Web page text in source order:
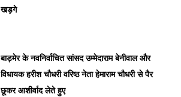
खड़गे
बाड़मेर के नवनिर्वाचित सांसद उम्मेदाराम बेनीवाल और
विधायक हरीश चौधरी वरिष्ठ नेता हेमाराम चौधरी से पैर
छूकर आशीर्वाद लेते हुए